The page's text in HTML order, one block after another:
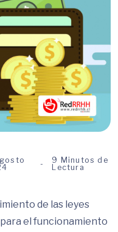
9 Minutos de
Lectura
de las leyes
el funcionamiento